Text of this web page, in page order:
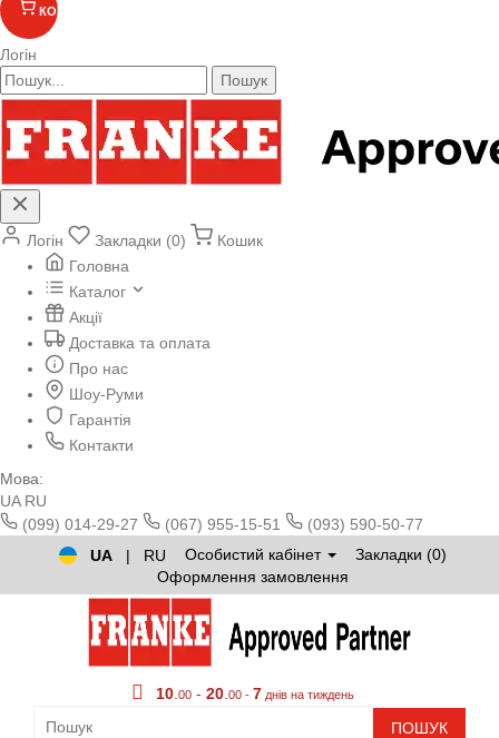
КОШИК
Логін
Пошук
Логін Закладки (0)
Кошик
Головна
Каталог
Акції
Доставка та оплата
Про нас
Шоу-Руми
Гарантія
Контакти
Мова:
UA RU
(099) 014-29-27
(067) 955-15-51
(093) 590-50-77
UA
| RU Особистий кабінет
Закладки (0)
Оформлення замовлення
10 00 - 20 00 - 7 днів на тиждень
ПОШУК